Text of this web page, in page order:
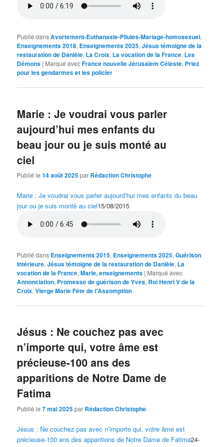
Publié dansAvortement-Euthanasie-Pilules-Mariage-homosexuel,
Enseignements 2018, Enseignements 2025,Jésus témoigne de la
restauration de Danièle, La Croix, La vocation de la France, Les
Démons | Marqué avecFrance nouvelle Jérusalem Céleste, Priez
pour les gendarmes et les policier
Marie : Je voudrai vous parler
aujourd’hui mes enfants du
beau jour ou je suis monté au
ciel
Publié le14 août 2025par Rédaction Christophe
Marie : Je voudrai vous parler aujourd’hui mes enfants du beau
jour ou je suis monté au ciel15/08/2015
Publié dans Enseignements 2015, Enseignements 2025,Guérison
intérieure,Jésus témoigne de la restauration de Danièle, La
vocation de la France,Marie, enseignements | Marqué avec
Annonciation, Promesse de guérison de Yves, Roi Henri V de la
Croix,Vierge Marie Fête de l'Assomption
Jésus : Ne couchez pas avec
n’importe qui, votre âme est
précieuse-100 ans des
apparitions de Notre Dame de
Fatima
Publié le7 mai 2025par Rédaction Christophe
Jésus : Ne couchez pas avec n’importe qui, votre âme est
précieuse-100 ans des apparitions de Notre Dame de Fatima24-